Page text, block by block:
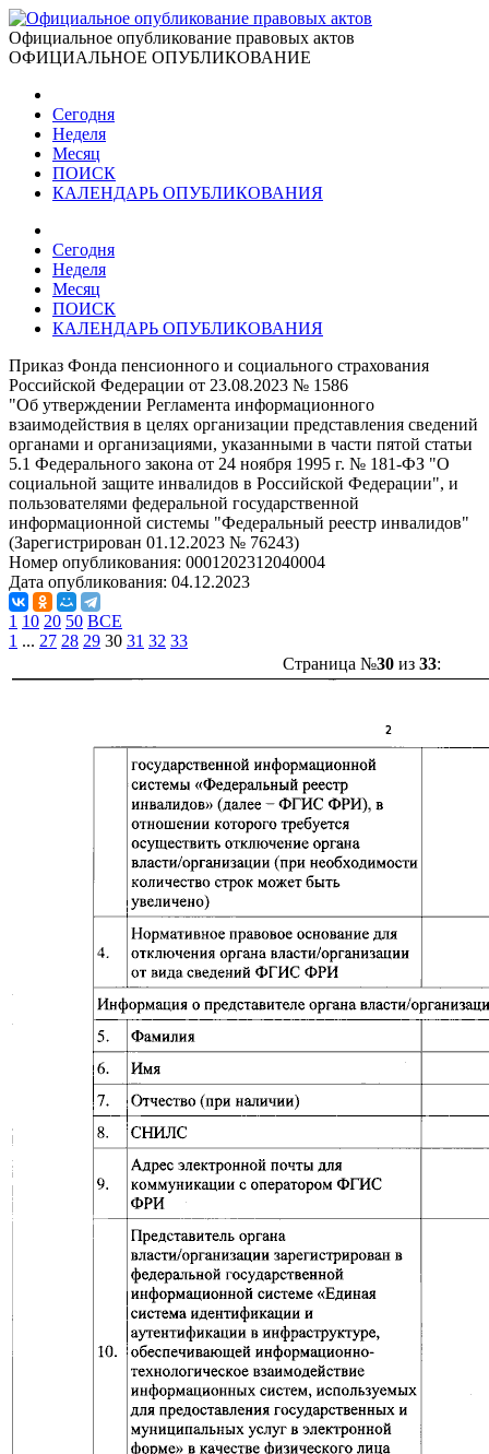
Официальное опубликование правовых актов
ОФИЦИАЛЬНОЕ ОПУБЛИКОВАНИЕ
Сегодня
Неделя
Месяц
ПОИСК
КАЛЕНДАРЬ ОПУБЛИКОВАНИЯ
Сегодня
Неделя
Месяц
ПОИСК
КАЛЕНДАРЬ ОПУБЛИКОВАНИЯ
Приказ Фонда пенсионного и социального страхования
Российской Федерации от 23.08.2023 № 1586
"Об утверждении Регламента информационного
взаимодействия в целях организации представления сведений
органами и организациями, указанными в части пятой статьи
5.1 Федерального закона от 24 ноября 1995 г. № 181-ФЗ "О
социальной защите инвалидов в Российской Федерации", и
пользователями федеральной государственной
информационной системы "Федеральный реестр инвалидов"
(Зарегистрирован 01.12.2023 № 76243)
Номер опубликования: 0001202312040004
Дата опубликования: 04.12.2023
1 10 20 50 ВСЕ
1 ... 27 28 29 30 31 32 33
Страница №30из 33: